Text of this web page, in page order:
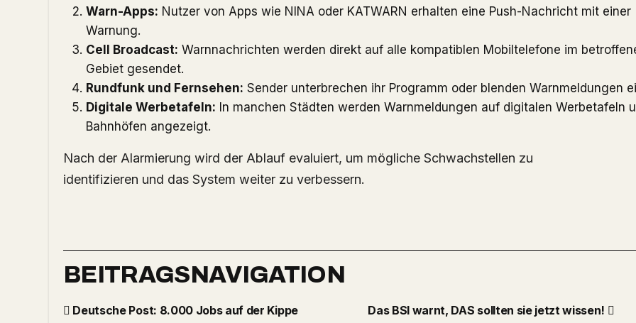
Warn-Apps: Nutzer von Apps wie NINA oder KATWARN erhalten eine Push-Nachricht mit einer
Warnung.
Cell Broadcast: Warnnachrichten werden direkt auf alle kompatiblen Mobiltelefone im
Gebiet gesendet.
Rundfunk und Fernsehen: Sender unterbrechen ihr Programm oder blenden Warnmeldungen
Digitale Werbetafeln: In manchen Städten werden Warnmeldungen auf digitalen Werbetafeln
Bahnhöfen angezeigt.
Nach der Alarmierung wird der Ablauf evaluiert, um mögliche Schwachstellen zu
identifizieren und das System weiter zu verbessern.
BEITRAGSNAVIGATION
Deutsche Post: 8.000 Jobs auf der Kippe Das BSI warnt, DAS sollten sie jetzt wissen!